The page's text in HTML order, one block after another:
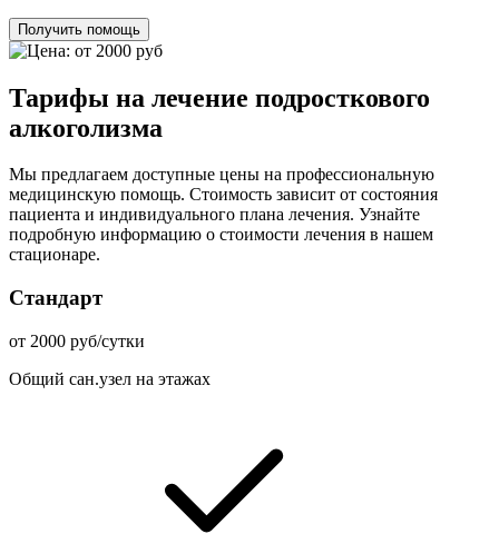
Получить помощь
Тарифы на лечение подросткового
алкоголизма
Мы предлагаем доступные цены на профессиональную
медицинскую помощь. Стоимость зависит от состояния
пациента и индивидуального плана лечения. Узнайте
подробную информацию о стоимости лечения в нашем
стационаре.
Стандарт
от 2000 руб/сутки
Общий сан.узел на этажах